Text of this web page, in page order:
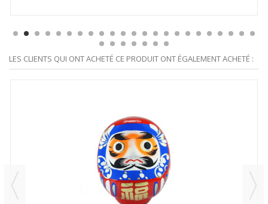
LES CLIENTS QUI ONT ACHETÉ CE PRODUIT ONT ÉGALEMENT ACHETÉ :